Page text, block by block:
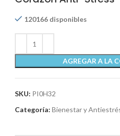
120166 disponibles
AGREGAR A LA
SKU: PI0H32
Categoría: Bienestar y